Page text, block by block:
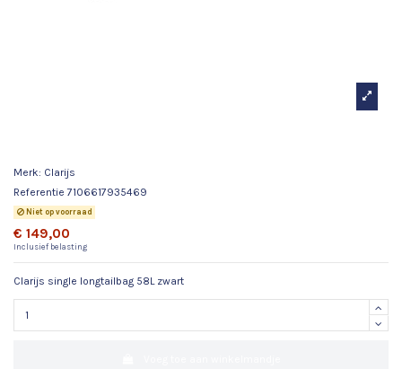
Merk: Clarijs
Referentie 7106617935469
Niet op voorraad
€ 149,00
Inclusief belasting
Clarijs single longtailbag 58L zwart